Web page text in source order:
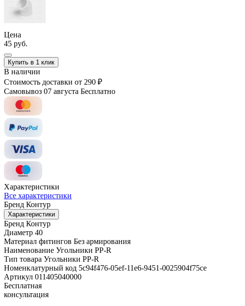
Цена
45 руб.
Купить в 1 клик
В наличии
Стоимость доставки от 290 ₽
Самовывоз 07 августа Бесплатно
Характеристики
Все характеристики
Бренд Контур
Характеристики
Бренд Контур
Диаметр 40
Материал фитингов Без армирования
Наименование Угольники PP-R
Тип товара Угольники PP-R
Номенклатурный код 5c94f476-05ef-11e6-9451-0025904f75ce
Артикул 011405040000
Бесплатная
консультация